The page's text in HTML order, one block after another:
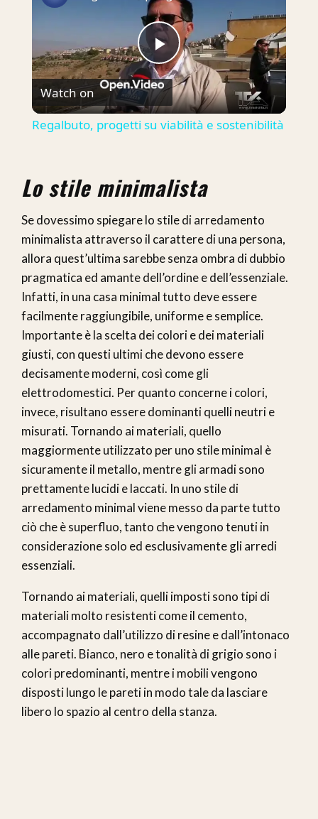
Play
Video
Watch on
Regalbuto, progetti su viabilità e sostenibilità
Lo stile minimalista
Se dovessimo spiegare lo stile di arredamento
minimalista attraverso il carattere di una persona,
allora quest’ultima sarebbe senza ombra di dubbio
pragmatica ed amante dell’ordine e dell’essenziale.
Infatti, in una casa minimal tutto deve essere
facilmente raggiungibile, uniforme e semplice.
Importante è la scelta dei colori e dei materiali
giusti, con questi ultimi che devono essere
decisamente moderni, così come gli
elettrodomestici. Per quanto concerne i colori,
invece, risultano essere dominanti quelli neutri e
misurati. Tornando ai materiali, quello
maggiormente utilizzato per uno stile minimal è
sicuramente il metallo, mentre gli armadi sono
prettamente lucidi e laccati. In uno stile di
arredamento minimal viene messo da parte tutto
ciò che è superfluo, tanto che vengono tenuti in
considerazione solo ed esclusivamente gli arredi
essenziali.
Tornando ai materiali, quelli imposti sono tipi di
materiali molto resistenti come il cemento,
accompagnato dall’utilizzo di resine e dall’intonaco
alle pareti. Bianco, nero e tonalità di grigio sono i
colori predominanti, mentre i mobili vengono
disposti lungo le pareti in modo tale da lasciare
libero lo spazio al centro della stanza.